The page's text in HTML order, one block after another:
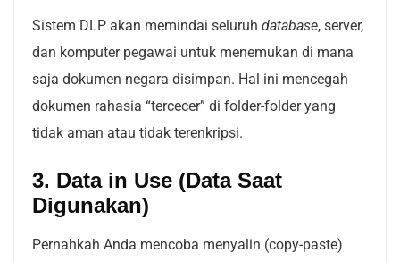
Sistem DLP akan memindai seluruh database, server,
dan komputer pegawai untuk menemukan di mana
saja dokumen negara disimpan. Hal ini mencegah
dokumen rahasia “tercecer” di folder-folder yang
tidak aman atau tidak terenkripsi.
3. Data in Use (Data Saat
Digunakan)
Pernahkah Anda mencoba menyalin (copy-paste)